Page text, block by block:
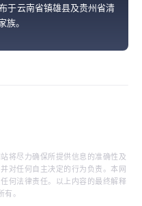
于云南省镇雄县及贵州省清
族。
将尽力确保所提供信息的准确性及
对任何自主决定的行为负责。本网
何法律责任。以上内容的最终解释
。